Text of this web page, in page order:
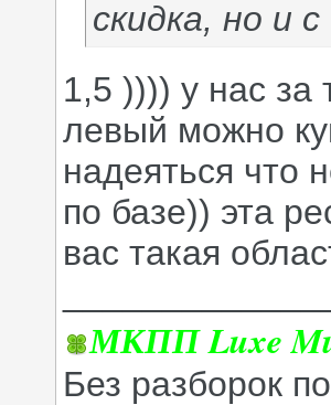
скидка, но и
1,5 )))) у нас за
левый можно
надеяться что
по базе)) эта
вас такая
МКПП Luxe
Без разборок